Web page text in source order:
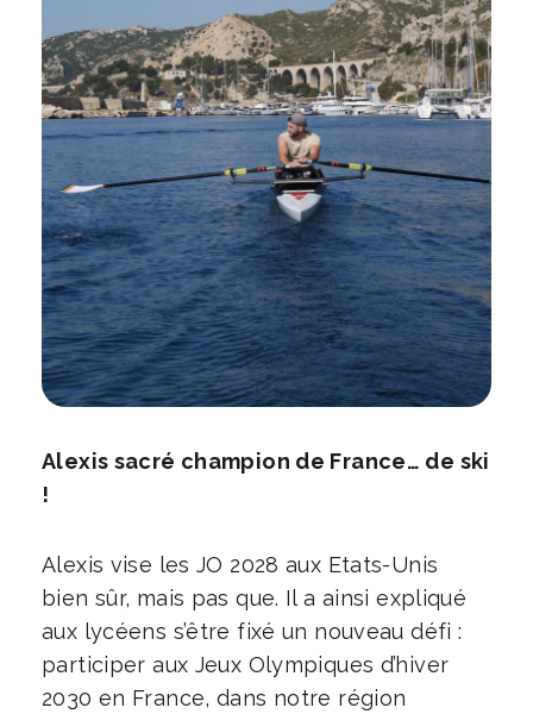
Alexis sacré champion de France… de ski
!
Alexis vise les JO 2028 aux Etats-Unis
bien sûr, mais pas que. Il a ainsi expliqué
aux lycéens s’être fixé un nouveau défi :
participer aux Jeux Olympiques d’hiver
2030 en France, dans notre région